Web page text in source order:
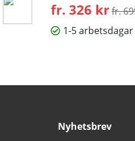
fr. 326 krfr.
1-5 arbetsdagar
Nyhetsbrev